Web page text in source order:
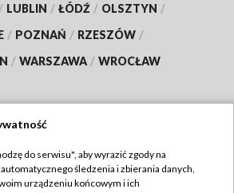
/ LUBLIN / ŁÓDŹ / OLSZTYN /
/ POZNAŃ / RZESZÓW /
/ WARSZAWA / WROCŁAW
TVP
do serwisu", aby wyrazić zgody na
śledzenia i zbierania danych,
urządzeniu końcowym i ich